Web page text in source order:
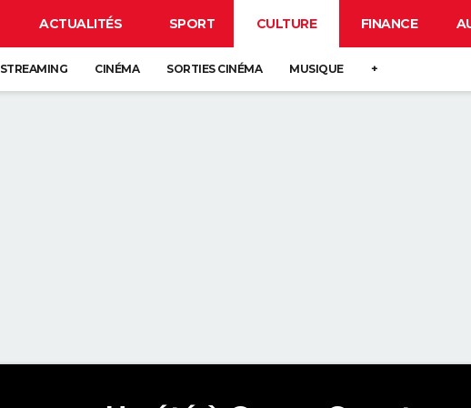
ACTUALITÉS SPORT CULTURE FINANCE
STREAMING CINÉMA SORTIES CINÉMA MUSIQUE +